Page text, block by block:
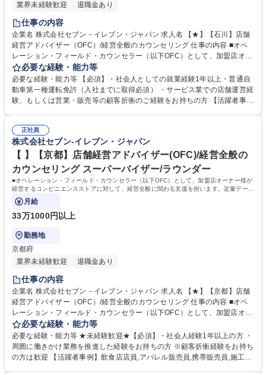
業界未経験歓迎
退職金あり
仕事の内容
企業名 株式会社セブン－イレブン・ジャパン 求人名 【★】【石川】店舗
経営アドバイザー（OFC）/経営全般のカウンセリング 仕事の内容 ■オペ
レーション・フィールド・カウンセラー（以下OFC）として、加盟店オー
ナー様が経営するコンビニエンスストアに対して、経営全般に関わる支援
を担います。定量データに基づく運営支援業務をお任せします。 【業務
例】商圏分析、競合調査、売上や販売数等データ分析、売場確認、発注や
売場作りアドバイス、個店行為計画の作成、従業員教育サポート等がござ
オーナー様の方針もふまえた個店カウンセリングへと繋げていきます。 募
集職種 【★】【石川】店舗経営アドバイザー（OFC）/経営全般のカウン
セリング
必要な経験・能力等
必要な経験・能力等 【必須】・社会人としての就業経験1年以上・普通自
動車第一種運転免許（入社までに取得必須） ・サービス業での店舗運営経
験、もしくは営業・販売等の顧客折衝のご経験をお持ちの方 【活躍者事
フプランの変更に合わせた働き方が可能な制度があります。 ・ＯＦＣ職限
定、エリアを限定して働く制度 ※エリア内転勤は有り ・育児や介護等に
て、転勤無しになる制度 ・育児や介護等にて、短時間で働く制度 学歴・
資格 学歴：大学院 大学 高専 短大 専修学校 高校 語学力： 資格：第一種運
転免許普通自動車
正社員
株式会社セブン-イレブン・ジャパン
【 】【京都】店舗経営アドバイザー(OFC)/経営全般の
カウンセリング スーパーバイザー/ラウンダー
■オペレーション・フィールド・カウンセラー（以下OFC）として、加盟店オーナー様が
経営するコンビニエンスストアに対して、経営全般に関わる支援を担います。定量データ
に基づく運営支援業務をお任せします。
月給
33万1000円以上
勤務地
京都府
業界未経験歓迎
退職金あり
仕事の内容
企業名 株式会社セブン－イレブン・ジャパン 求人名 【★】【京都】店舗
経営アドバイザー（OFC）/経営全般のカウンセリング 仕事の内容 ■オペ
レーション・フィールド・カウンセラー（以下OFC）として、加盟店オー
ナー様が経営するコンビニエンスストアに対して、経営全般に関わる支援
を担います。定量データに基づく運営支援業務をお任せします。 【業務
例】商圏分析、競合調査、売上や販売数等データ分析、売場確認、発注や
売場作りアドバイス、個店行為計画の作成、従業員教育サポート等がござ
必要な経験・能力等
必要な経験・能力等 ★未経験歓迎★【必須】・社会人経験1年以上の方 ・
周囲に働きかけ業務を推進した経験をお持ちの方 ※顧客折衝経験をお持ち
の方は歓迎 【活躍者事例】飲食店店員,アパレル販売員,携帯販売員,施工管